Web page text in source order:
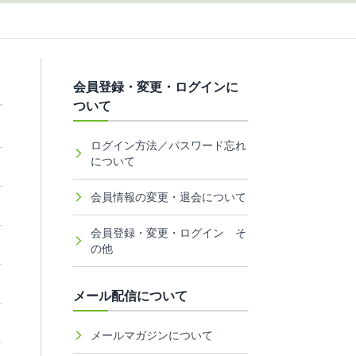
会員登録・変更・ログインに
ついて
ログイン方法／パスワード忘れ
について
会員情報の変更・退会について
会員登録・変更・ログイン そ
の他
メール配信について
メールマガジンについて